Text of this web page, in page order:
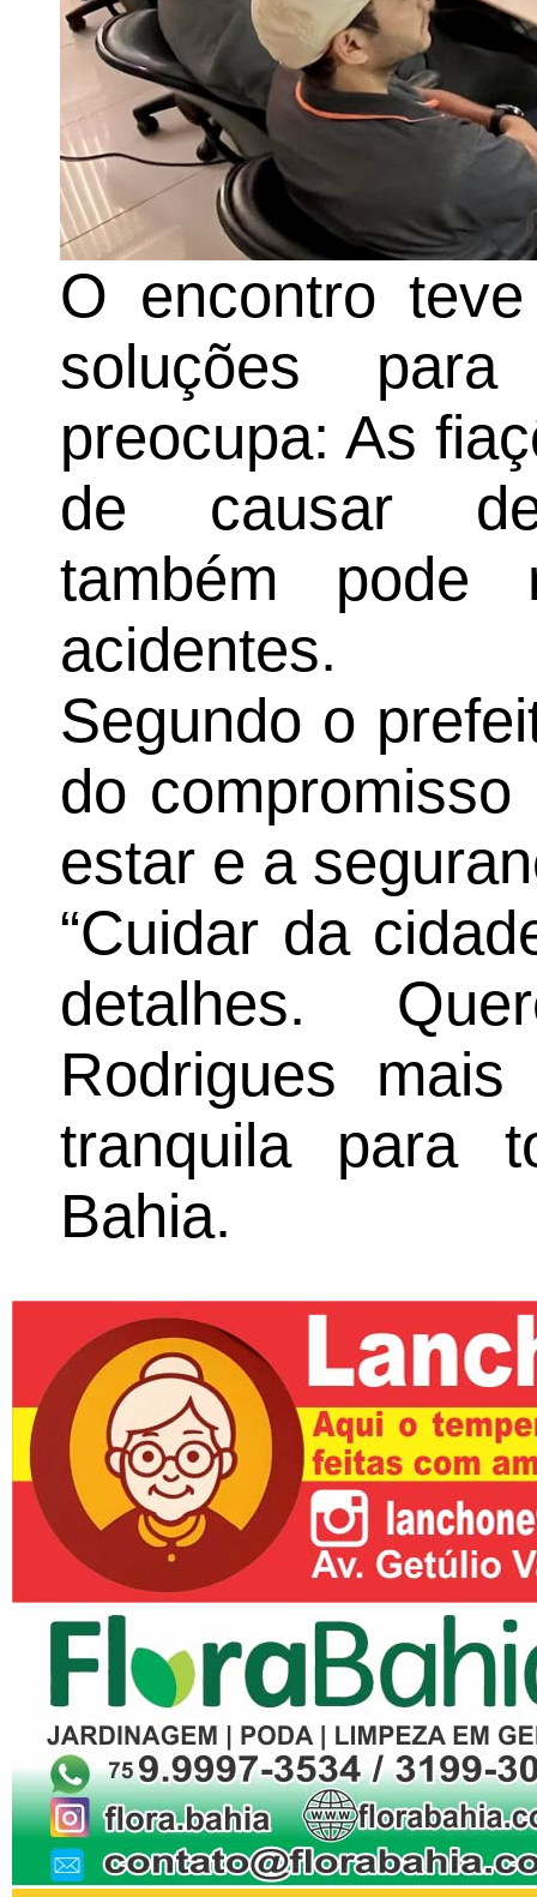
O encontro
soluções
preocupa: As
de causar
também pode
acidentes.
Segundo o
do
estar e a
“Cuidar da
detalhes.
Rodrigues
tranquila para
Bahia.